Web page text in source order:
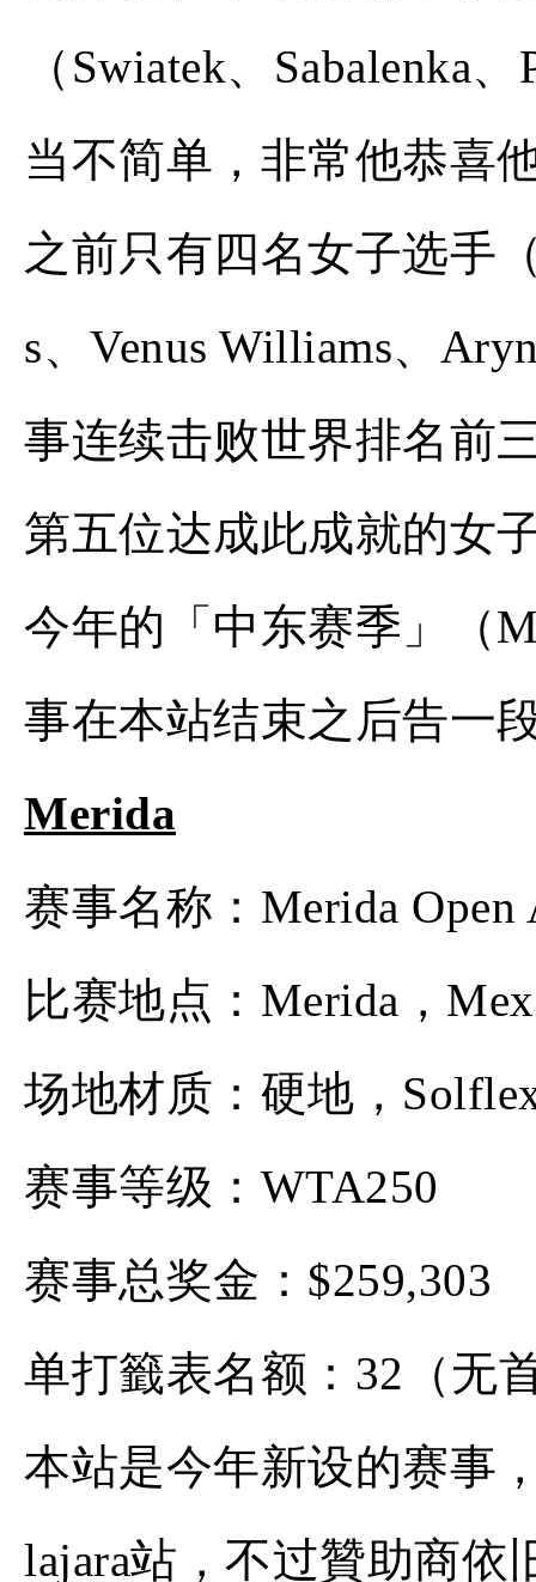
（Swiatek、Sabalenka
当不简单，非常他恭喜
之前只有四名女子选手
s、Venus Williams、
事连续击败世界排名前
第五位达成此成就的女
今年的「中东赛季」（
事在本站结束之后告一
Merida
赛事名称：Merida Open
比赛地点：Merida，
场地材质：硬地，
赛事等级：WTA250
赛事总奖金：$259,303
单打籤表名额：32（无
本站是今年新设的赛事
lajara站，不过贊助商依